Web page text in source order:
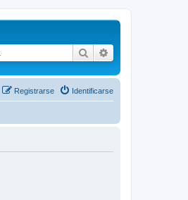
Buscar
Identificarse
Registrarse